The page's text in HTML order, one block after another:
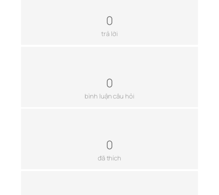
0
trả lời
0
bình luận câu hỏi
0
đã thích